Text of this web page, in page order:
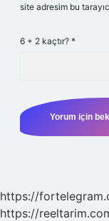
site adresim bu
6 + 2 kaçtır? *
https://
https://